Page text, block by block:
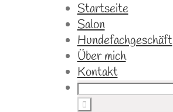
Startseite
Salon
Hundefachgeschäft
Über mich
Kontakt